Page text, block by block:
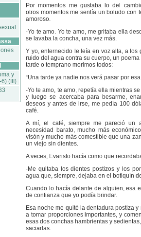
y
(III)
Por momentos me gustaba lo del
otros momentos me sentía un boludo con
amoroso.
-Yo te amo. Yo te amo, me gritaba ella
se lavaba la concha, una vez más.
Y yo, enternecido le leía en voz alta, a los
ruido del agua contra su cuerpo, un
tarde o temprano morimos todos:
“Una tarde ya nadie nos verá pasar por
-Yo te amo, te amo, repetía ella mientras
y luego se acercaba para besarme,
deseos y antes de irse, me pedía 100
café.
A mí, el café, siempre me pareció un
necesidad barato, mucho más
visón y mucho más comestible que una
un viejo sin dientes.
A veces, Evaristo hacía como que
-Me quitaba los dientes postizos y los
agua que, siempre, dejaba en el botiquín
Cuando lo hacía delante de alguien, esa
de confianza que yo podía brindar.
Esa noche me quité la dentadura postiza
a tomar proporciones importantes, y
esas dos conchas hambrientas y
saciarlas.